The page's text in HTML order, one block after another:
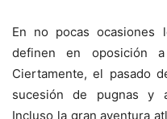
En no pocas ocasiones
definen en oposición
Ciertamente, el pasado
sucesión de pugnas y
Incluso la gran aventura